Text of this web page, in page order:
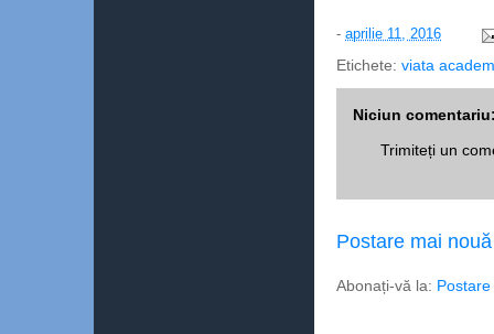
- aprilie 11, 2016
Etichete: viata
Niciun
Trimiteți un
Postare mai nouă
Abonați-vă la: